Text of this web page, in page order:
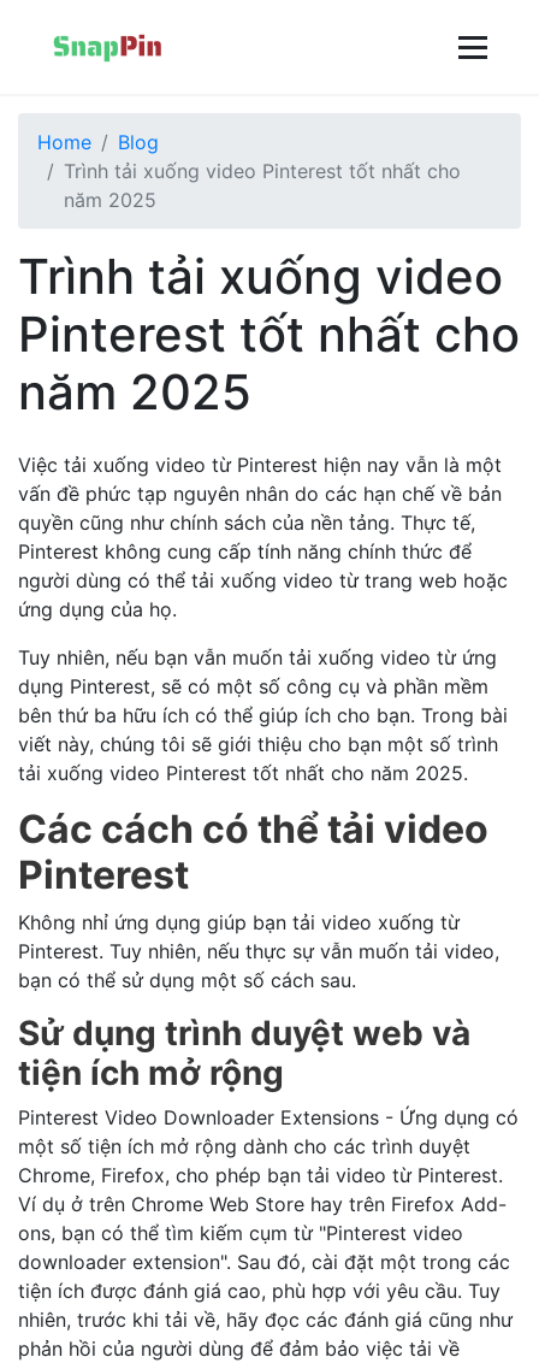
Home
Blog
Trình tải xuống video Pinterest tốt nhất cho
năm 2025
Trình tải xuống video
Pinterest tốt nhất cho
năm 2025
Việc tải xuống video từ Pinterest hiện nay vẫn là một
vấn đề phức tạp nguyên nhân do các hạn chế về bản
quyền cũng như chính sách của nền tảng. Thực tế,
Pinterest không cung cấp tính năng chính thức để
người dùng có thể tải xuống video từ trang web hoặc
ứng dụng của họ.
Tuy nhiên, nếu bạn vẫn muốn tải xuống video từ ứng
dụng Pinterest, sẽ có một số công cụ và phần mềm
bên thứ ba hữu ích có thể giúp ích cho bạn. Trong bài
viết này, chúng tôi sẽ giới thiệu cho bạn một số trình
tải xuống video Pinterest tốt nhất cho năm 2025.
Các cách có thể tải video
Pinterest
Không nhỉ ứng dụng giúp bạn tải video xuống từ
Pinterest. Tuy nhiên, nếu thực sự vẫn muốn tải video,
bạn có thể sử dụng một số cách sau.
Sử dụng trình duyệt web và
tiện ích mở rộng
Pinterest Video Downloader Extensions - Ứng dụng có
một số tiện ích mở rộng dành cho các trình duyệt
Chrome, Firefox, cho phép bạn tải video từ Pinterest.
Ví dụ ở trên Chrome Web Store hay trên Firefox Add-
ons, bạn có thể tìm kiếm cụm từ "Pinterest video
downloader extension". Sau đó, cài đặt một trong các
tiện ích được đánh giá cao, phù hợp với yêu cầu. Tuy
nhiên, trước khi tải về, hãy đọc các đánh giá cũng như
phản hồi của người dùng để đảm bảo việc tải về